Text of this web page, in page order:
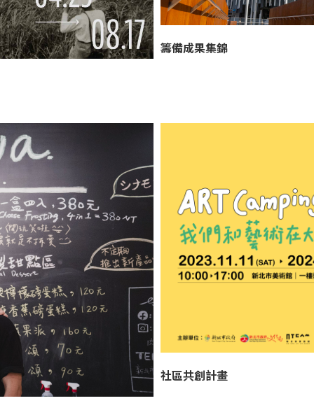
籌備成果集錦
社區共創計畫